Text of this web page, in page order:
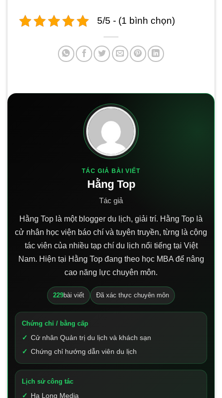
5/5 - (1 bình chọn)
TÁC GIẢ BÀI VIẾT
Hằng Top
Tác giả
Hằng Top là một blogger du lịch, giải trí. Hằng Top là
cử nhân học viện báo chí và tuyên truyền, từng là cộng
tác viên của nhiều tạp chí du lịch nổi tiếng tại Việt
Nam. Hiện tại Hằng Top đang theo học MBA để nâng
cao năng lực chuyên môn.
229bài viết Đã xác thực chuyên môn
Chứng chỉ / bằng cấp
Cử nhân Quản trị du lịch và khách sạn
Chứng chỉ hướng dẫn viên du lịch
Lịch sử công tác
Hạ Long Media